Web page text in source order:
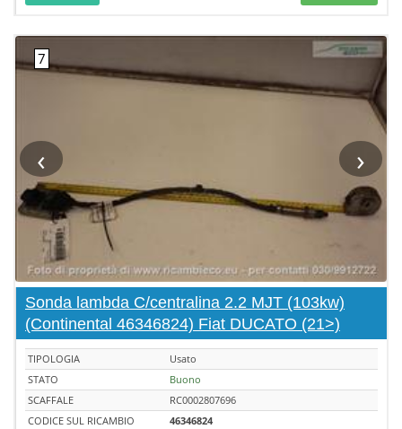
‹ ›
Sonda lambda C/centralina 2.2 MJT (103kw)
(Continental 46346824) Fiat DUCATO (21>)
TIPOLOGIA
Usato
STATO
Buono
SCAFFALE
RC0002807696
CODICE SUL RICAMBIO
46346824